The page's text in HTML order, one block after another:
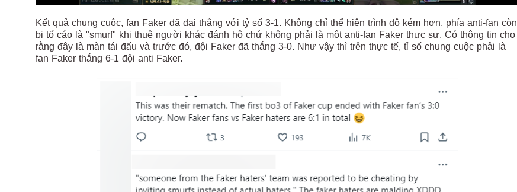
Kết quả chung cuộc, fan Faker đã đại thắng với tỷ số 3-1. Không chỉ thể hiện trình độ kém hơn, phía anti-fan còn
bị tố cáo là "smurf" khi thuê người khác đánh hộ chứ không phải là một anti-fan Faker thực sự. Có thông tin cho
rằng đây là màn tái đấu và trước đó, đội Faker đã thắng 3-0. Như vậy thì trên thực tế, tỉ số chung cuộc phải là
fan Faker thắng 6-1 đội anti Faker.